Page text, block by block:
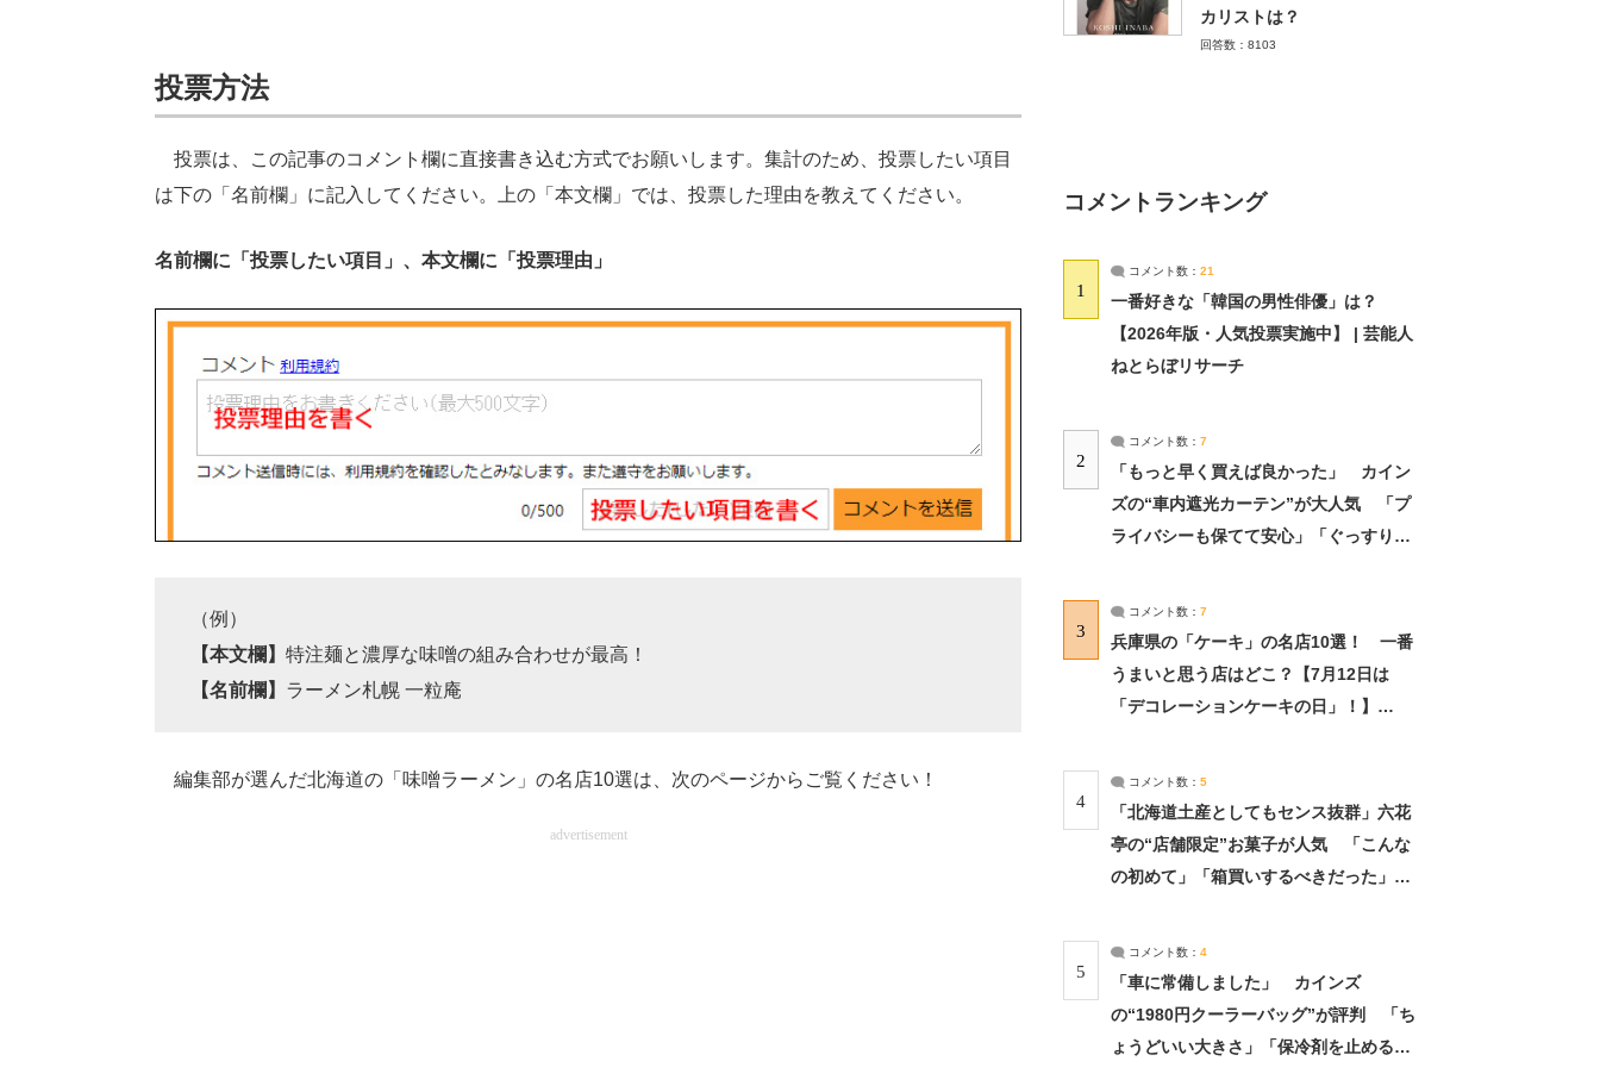
投票方法
投票は、この記事のコメント欄に直接書き込む方式でお願いします。集計のため、投票したい項目
は下の「名前欄」に記入してください。上の「本文欄」では、投票した理由を教えてください。
名前欄に「投票したい項目」、本文欄に「投票理由」
（例）
【本文欄】 特注麺と濃厚な味噌の組み合わせが最高！
【名前欄】 ラーメン札幌 一粒庵
編集部が選んだ北海道の「味噌ラーメン」の名店10選は、次のページからご覧ください！
advertisement
カリストは？
回答数：8103
コメントランキング
1
コメント数： 21
一番好きな「韓国の男性俳優」は？
【2026年版・人気投票実施中】 | 芸能人
ねとらぼリサーチ
2
コメント数： 7
「もっと早く買えば良かった」 カイン
ズの“車内遮光カーテン”が大人気 「プ
ライバシーも保てて安心」「ぐっすり眠
3
コメント数： 7
兵庫県の「ケーキ」の名店10選！ 一番
うまいと思う店はどこ？【7月12日は
「デコレーションケーキの日」！】
4
コメント数： 5
「北海道土産としてもセンス抜群」六花
亭の“店舗限定”お菓子が人気 「こんな
の初めて」「箱買いするべきだった」
5
コメント数： 4
「車に常備しました」 カインズ
の“1980円クーラーバッグ”が評判 「ち
ょうどいい大きさ」「保冷剤を止めるベ